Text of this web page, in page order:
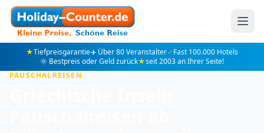
★Tiefpreisgarantie✈️ Über 80 Veranstalter✓Fast 100.000 Hotels
🌞 Bestpreis oder Geld zurück★seit 2003 an Ihrer Seite!
PAUSCHALREISEN